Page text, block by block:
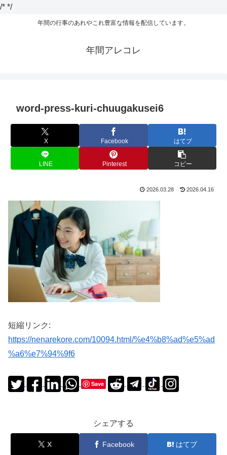
/* */
年間の行事のあれやこれ豊富な情報を配信しています。
年間アレコレ
word-press-kuri-chuugakusei6
X Facebook はてブ
LINE Pinterest コピー
2026.03.28 2026.04.16
短縮リンク:
https://nenarekore.com/10094.html/%e4%b8%ad%e5%ad
%a6%e7%94%9f6
Save
シェアする
X Facebook はてブ